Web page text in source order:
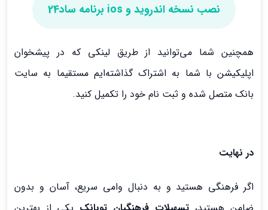
نصب نسخه اندروید و ios برنامه ساد24
همچنین شما می‌توانید از طریق لینکی که در پیشخوان
اپلیکیشن با شما به اشتراک گذاشته‌ایم مستقیما به سایت
بانک متصل شده و ثبت نام خود را تکمیل کنید.
در نهایت
اگر فرهنگی هستید و به دنبال وامی سریع، آسان و بدون